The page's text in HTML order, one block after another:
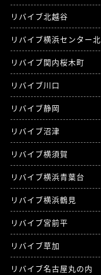
リバイブ北越谷
リバイブ横浜センター北
リバイブ関内桜木町
リバイブ川口
リバイブ静岡
リバイブ沼津
リバイブ横須賀
リバイブ横浜青葉台
リバイブ横浜鶴見
リバイブ宮前平
リバイブ草加
リバイブ名古屋丸の内